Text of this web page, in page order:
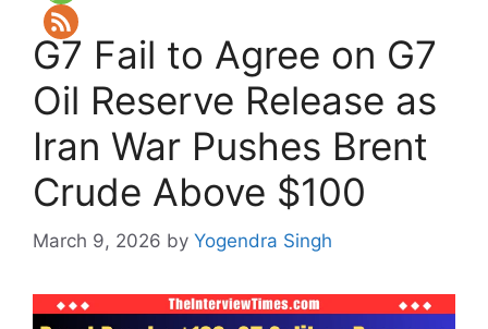
G7 Fail to Agree on G7
Oil Reserve Release as
Iran War Pushes Brent
Crude Above $100
March 9, 2026 by Yogendra Singh